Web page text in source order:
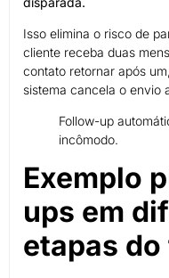
Isso elimina o risco de
cliente receba duas
contato retornar após
sistema cancela o envio
Follow-up
incômodo.
Exemplo
ups em
etapas